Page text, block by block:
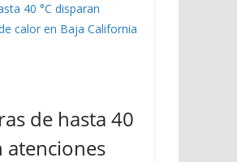
de hasta 40
atenciones